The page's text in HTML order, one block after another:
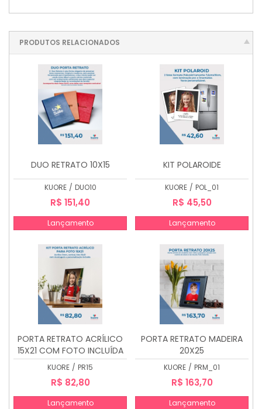
PRODUTOS RELACIONADOS
DUO RETRATO 10X15
KUORE / DUO10
R$ 151,40
Lançamento
KIT POLAROIDE
KUORE / POL_01
R$ 45,50
Lançamento
PORTA RETRATO ACRÍLICO
15X21 COM FOTO INCLUÍDA
KUORE / PR15
R$ 82,80
Lançamento
PORTA RETRATO MADEIRA
20X25
KUORE / PRM_01
R$ 163,70
Lançamento